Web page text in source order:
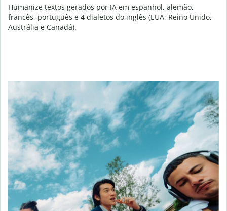
Humanize textos gerados por IA em espanhol, alemão,
francês, português e 4 dialetos do inglês (EUA, Reino Unido,
Austrália e Canadá).